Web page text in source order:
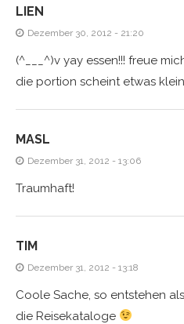
LIEN
Dezember 30, 2012 - 21:20
(^___^)v yay essen!!! freue
die portion scheint etwas
MASL
Dezember 31, 2012 - 13:06
Traumhaft!
TIM
Dezember 31, 2012 - 13:18
Coole Sache, so entstehen
die Reisekataloge